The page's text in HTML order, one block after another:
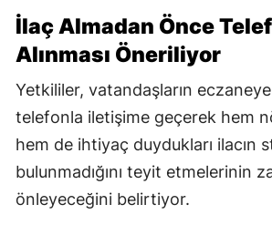
İlaç Almadan Önce
Alınması Öneriliyor
Yetkililer, vatandaşların
telefonla iletişime geçerek hem
hem de ihtiyaç duydukları ilacın
bulunmadığını teyit etmelerinin
önleyeceğini belirtiyor.